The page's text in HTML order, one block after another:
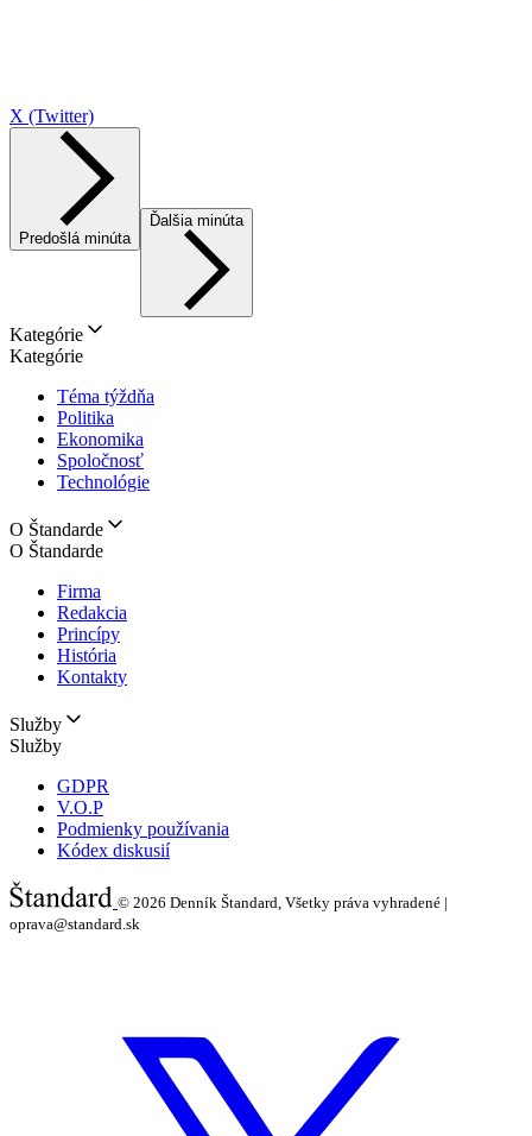
X (Twitter)
Predošlá minúta
Ďalšia minúta
Kategórie
Kategórie
Téma týždňa
Politika
Ekonomika
Spoločnosť
Technológie
O Štandarde
O Štandarde
Firma
Redakcia
Princípy
História
Kontakty
Služby
Služby
GDPR
V.O.P
Podmienky používania
Kódex diskusií
© 2026 Denník Štandard, Všetky práva vyhradené |
oprava@standard.sk